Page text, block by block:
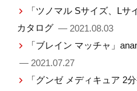
「ツノマル Sサイズ、L
カタログ — 2021.08.03
「ブレイン マッチャ」
— 2021.07.27
「グンゼ メディキュア 2